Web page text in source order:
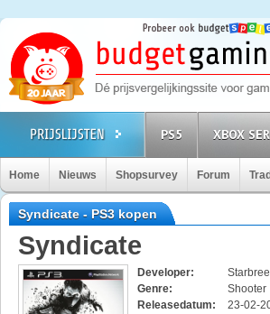
PS5 XBOX
Home Nieuws Shopsurvey Forum
Syndicate - PS3 kopen
Syndicate
Developer:
Genre:
Shooter
Releasedatum:
23-02-